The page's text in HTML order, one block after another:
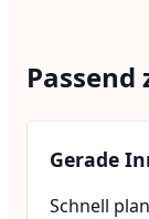
Gerade
Schnell